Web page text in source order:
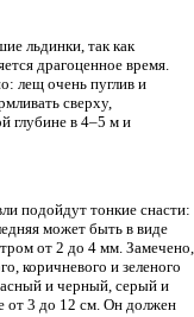
льдинки, так как
драгоценное время.
лещ очень пуглив и
сверху,
глубине в 4–5 м и
подойдут тонкие снасти:
может быть в виде
от 2 до 4 мм. Замечено,
коричневого и зеленого
и черный, серый и
от 3 до 12 см. Он должен